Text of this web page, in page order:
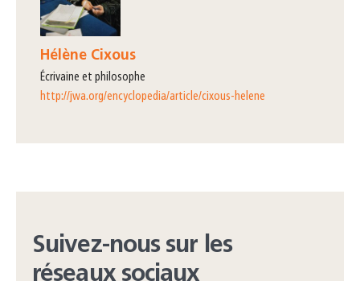
Hélène Cixous
écrivaine et philosophe
http://jwa.org/encyclopedia/article/cixous-helene
Suivez-nous sur les
réseaux sociaux